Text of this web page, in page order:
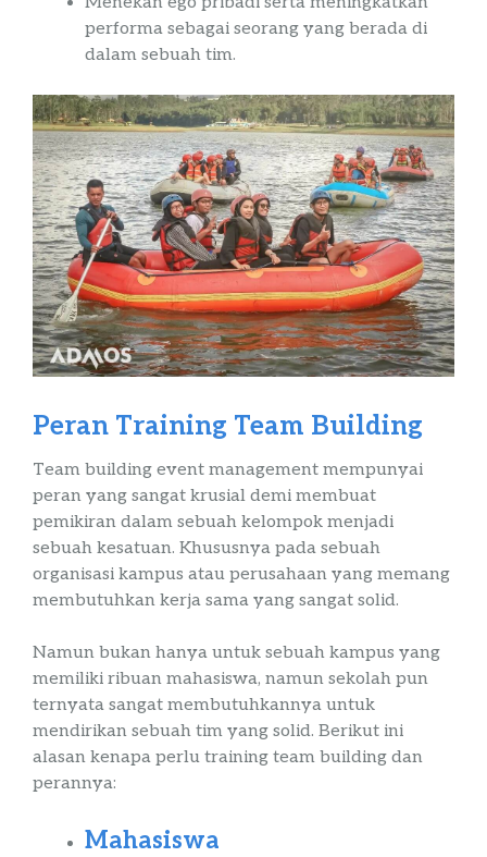
performa sebagai seorang yang berada di
dalam sebuah tim.
Peran Training Team Building
Team building event management mempunyai
peran yang sangat krusial demi membuat
pemikiran dalam sebuah kelompok menjadi
sebuah kesatuan. Khususnya pada sebuah
organisasi kampus atau perusahaan yang memang
membutuhkan kerja sama yang sangat solid.
Namun bukan hanya untuk sebuah kampus yang
memiliki ribuan mahasiswa, namun sekolah pun
ternyata sangat membutuhkannya untuk
mendirikan sebuah tim yang solid. Berikut ini
alasan kenapa perlu training team building dan
perannya:
Mahasiswa